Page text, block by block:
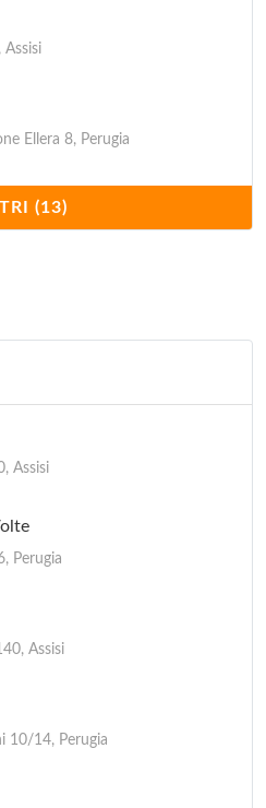
Assisi
Ellera 8, Perugia
(13)
Assisi
Perugia
Assisi
10/14, Perugia